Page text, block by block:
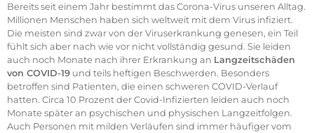
Bereits seit einem Jahr bestimmt das Corona-Virus unseren Alltag.
Millionen Menschen haben sich weltweit mit dem Virus infiziert.
Die meisten sind zwar von der Viruserkrankung genesen, ein Teil
fühlt sich aber nach wie vor nicht vollständig gesund. Sie leiden
auch noch Monate nach ihrer Erkrankung an Langzeitschäden
von COVID-19und teils heftigen Beschwerden. Besonders
betroffen sind Patienten, die einen schweren COVID-Verlauf
hatten. Circa 10 Prozent der Covid-Infizierten leiden auch noch
Monate später an psychischen und physischen Langzeitfolgen.
Auch Personen mit milden Verläufen sind immer häufiger vom